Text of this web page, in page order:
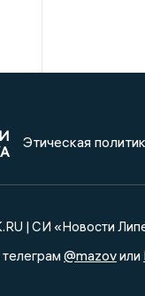
Этическая
| СИ «Новости
@mazovили